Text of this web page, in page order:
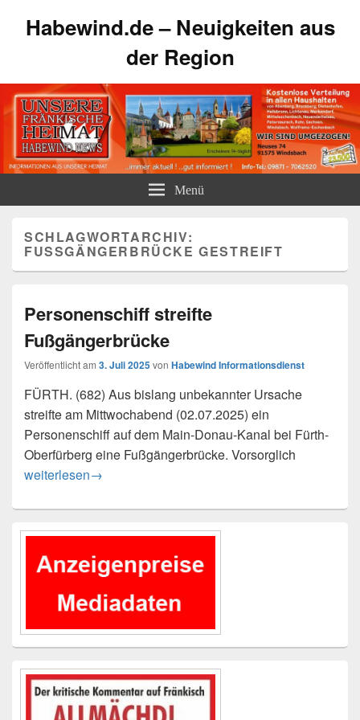
Habewind.de – Neuigkeiten aus
der Region
Menü
SCHLAGWORTARCHIV:
FUSSGÄNGERBRÜCKE GESTREIFT
Personenschiff streifte
Fußgängerbrücke
Veröffentlicht am 3. Juli 2025von Habewind Informationsdienst
FÜRTH. (682) Aus bislang unbekannter Ursache
streifte am Mittwochabend (02.07.2025) ein
Personenschiff auf dem Main-Donau-Kanal bei Fürth-
Oberfürberg eine Fußgängerbrücke. Vorsorglich
Personenschiff streifte Fußgängerbrücke
weiterlesen→
Primärer
Widgetbereich